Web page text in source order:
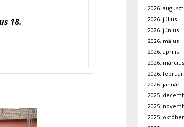
18.
2026.
2026. július
2026. június
2026. május
2026. április
2026. március
2026. február
2026. január
2025.
2025.
2025. október